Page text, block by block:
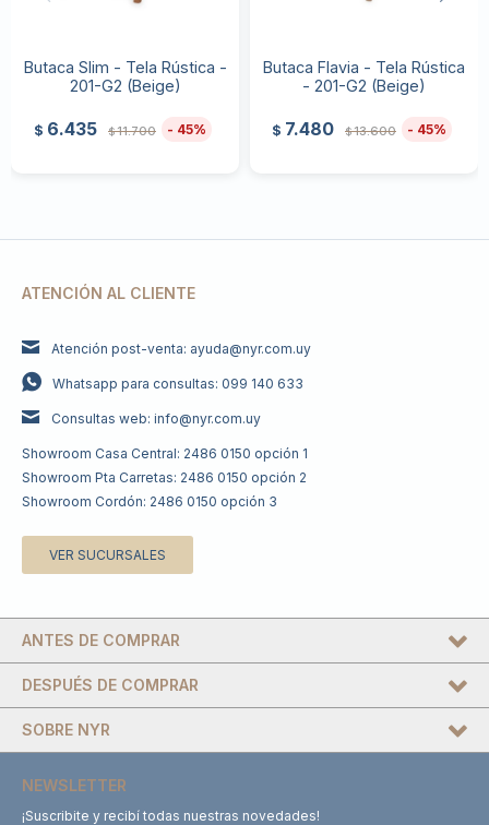
Butaca Slim - Tela Rústica -
201-G2 (Beige)
$ 6.435 $11.700 45
Butaca Flavia - Tela Rústica
- 201-G2 (Beige)
$ 7.480 $13.600 45
ATENCIÓN AL CLIENTE
Atención post-venta: ayuda@nyr.com.uy
Whatsapp para consultas: 099 140 633
Consultas web: info@nyr.com.uy
Showroom Casa Central: 2486 0150 opción 1
Showroom Pta Carretas: 2486 0150 opción 2
Showroom Cordón: 2486 0150 opción 3
VER SUCURSALES
DESPUÉS DE COMPRAR
SOBRE NYR
ANTES DE COMPRAR
NEWSLETTER
¡Suscribite y recibí todas nuestras novedades!